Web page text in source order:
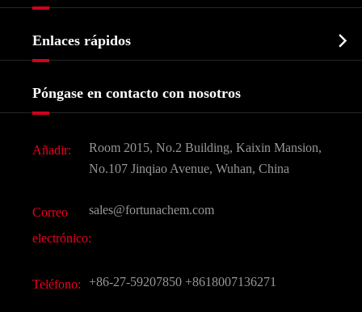
Bioquímico
Agroquímicos e intermedios
Ingredientes Cosméticos
Sabores y fragancias
CAS químico
Todos los productos químicos finos
Historia de la empresa
Enlaces rápidos 
Preguntas frecuentes (FAQ)
Póngase en contacto con nosotros
Añadir:
Room 2015, No.2 Building, Kaixin Mansion,
No.107 Jinqiao Avenue, Wuhan, China
Correo
electrónico:
sales@fortunachem.com
Teléfono: +86-27-59207850 +8618007136271